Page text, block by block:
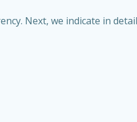
Next, we indicate in